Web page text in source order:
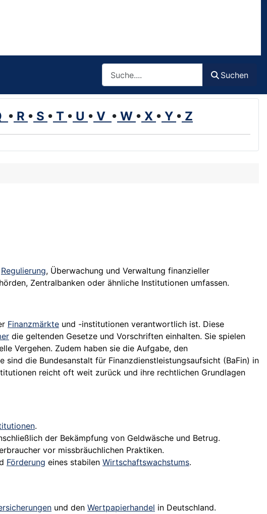
Suchen
• R • S • T • U • V • W • X • Y • Z
Regulierung, Überwachung und Verwaltung finanzieller
Zentralbanken oder ähnliche Institutionen umfassen.
Finanzmärkte und -institutionen verantwortlich ist. Diese
die geltenden Gesetze und Vorschriften einhalten. Sie spielen
Vergehen. Zudem haben sie die Aufgabe, den
die Bundesanstalt für Finanzdienstleistungsaufsicht (BaFin) in
reicht oft weit zurück und ihre rechtlichen Grundlagen
.
der Bekämpfung von Geldwäsche und Betrug.
vor missbräuchlichen Praktiken.
Förderung eines stabilen Wirtschaftswachstums.
und den Wertpapierhandel in Deutschland.